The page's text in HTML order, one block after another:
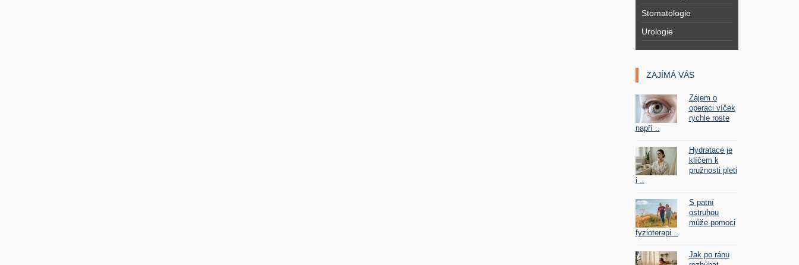
Stomatologie
Urologie
ZAJÍMÁ VÁS
Zájem o
operaci víček
rychle roste
napří ..
Hydratace je
klíčem k
pružnosti pleti
i ..
S patní
ostruhou
může pomoci
fyzioterapi ..
Jak po ránu